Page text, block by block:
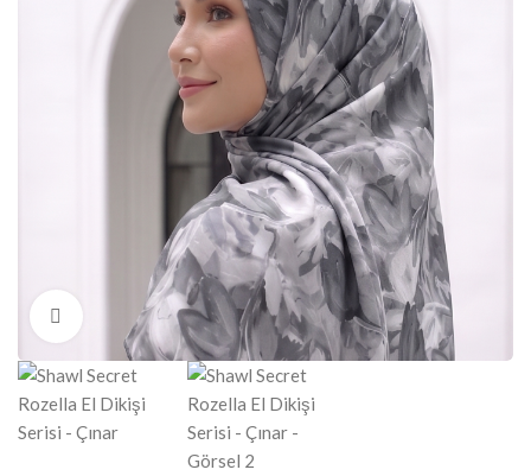
Click to enlarge